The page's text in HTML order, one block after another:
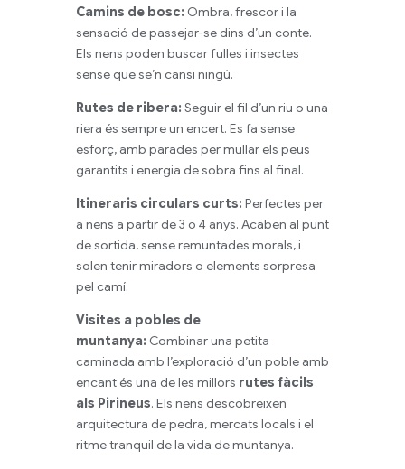
Camins de bosc: Ombra, frescor i la
sensació de passejar-se dins d’un conte.
Els nens poden buscar fulles i insectes
sense que se’n cansi ningú.
Rutes de ribera: Seguir el fil d’un riu o una
riera és sempre un encert. Es fa sense
esforç, amb parades per mullar els peus
garantits i energia de sobra fins al final.
Itineraris circulars curts: Perfectes per
a nens a partir de 3 o 4 anys. Acaben al punt
de sortida, sense remuntades morals, i
solen tenir miradors o elements sorpresa
pel camí.
Visites a pobles de
muntanya: Combinar una petita
caminada amb l’exploració d’un poble amb
encant és una de les millors rutes fàcils
als Pirineus. Els nens descobreixen
arquitectura de pedra, mercats locals i el
ritme tranquil de la vida de muntanya.